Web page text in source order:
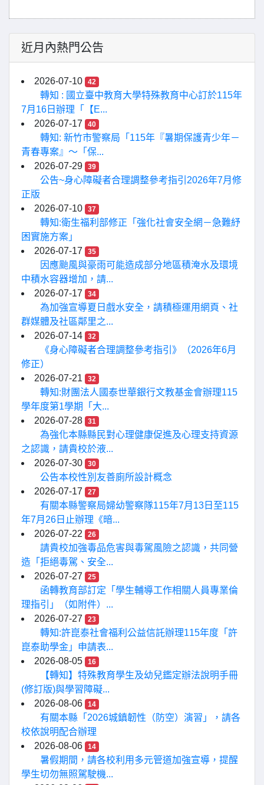
近月內熱門公告
2026-07-10 42
轉知 : 國立臺中教育大學特殊教育中心訂於115年
7月16日辦理「【E...
2026-07-17
40
轉知: 新竹市警察局「115年『暑期保護青少年－
青春專案』〜「保...
2026-07-29
39
公告~身心障礙者合理調整參考指引2026年7月修
正版
2026-07-10
37
轉知:衛生福利部修正「強化社會安全網－急難紓
困實施方案」
2026-07-17
35
因應颱風與豪雨可能造成部分地區積淹水及環境
中積水容器增加，請...
2026-07-17
34
為加強宣導夏日戲水安全，請積極運用網頁、社
群媒體及社區鄰里之...
2026-07-14
32
《身心障礙者合理調整參考指引》（2026年6月
修正）
2026-07-21
32
轉知:財團法人國泰世華銀行文教基金會辦理115
學年度第1學期「大...
2026-07-28
31
為強化本縣縣民對心理健康促進及心理支持資源
之認識，請貴校於液...
2026-07-30
30
公告本校性別友善廁所設計概念
2026-07-17
27
有關本縣警察局婦幼警察隊115年7月13日至115
年7月26日止辦理《暗...
2026-07-22
26
請貴校加強毒品危害與毒駕風險之認識，共同營
造「拒絕毒駕、安全...
2026-07-27
25
函轉教育部訂定「學生輔導工作相關人員專業倫
理指引」（如附件）...
2026-07-27
23
轉知:許崑泰社會福利公益信託辦理115年度「許
崑泰助學金」申請表...
2026-08-05
16
【轉知】特殊教育學生及幼兒鑑定辦法說明手冊
(修訂版)與學習障礙...
2026-08-06
14
有關本縣「2026城鎮韌性（防空）演習」，請各
校依說明配合辦理
2026-08-06
14
暑假期間，請各校利用多元管道加強宣導，提醒
學生切勿無照駕駛機...